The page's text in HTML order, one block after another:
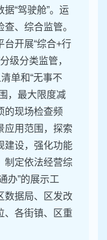
“驾驶舱”。运
、综合监管。
开展“综合+行
级分类监管，
单和“无事不
，最大限度减
的现场检查频
应用范围，探索
建设，强化功能
制定依法经营综
办”的展示工
数据局、区发改
、各街镇、区重